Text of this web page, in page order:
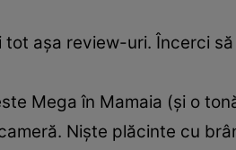
așa review-uri. Încerci
Mega în Mamaia (și o
Niște plăcinte cu